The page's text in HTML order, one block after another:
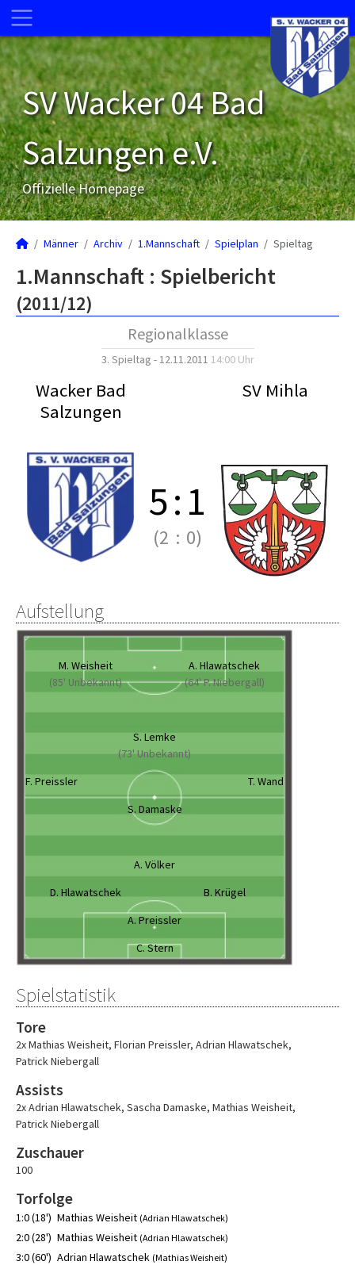
SV Wacker 04 Bad
Salzungen e.V.
Offizielle Homepage
Männer Archiv 1.Mannschaft Spielplan Spieltag
1.Mannschaft : Spielbericht
(2011/12)
Regionalklasse
3. Spieltag - 12.11.2011 14:00 Uhr
Wacker Bad
Salzungen
SV Mihla
5:1
(2 : 0)
Aufstellung
M. Weisheit
(85' Unbekannt)
A. Hlawatschek
(64' P. Niebergall)
S. Lemke
(73' Unbekannt)
F. Preissler
T. Wand
S. Damaske
A. Völker
D. Hlawatschek
B. Krügel
A. Preissler
C. Stern
Spielstatistik
Tore
2x Mathias Weisheit, Florian Preissler, Adrian Hlawatschek,
Patrick Niebergall
Assists
2x Adrian Hlawatschek, Sascha Damaske, Mathias Weisheit,
Patrick Niebergall
Zuschauer
100
Torfolge
1:0 (18') Mathias Weisheit (Adrian Hlawatschek)
2:0 (28') Mathias Weisheit (Adrian Hlawatschek)
3:0 (60') Adrian Hlawatschek (Mathias Weisheit)